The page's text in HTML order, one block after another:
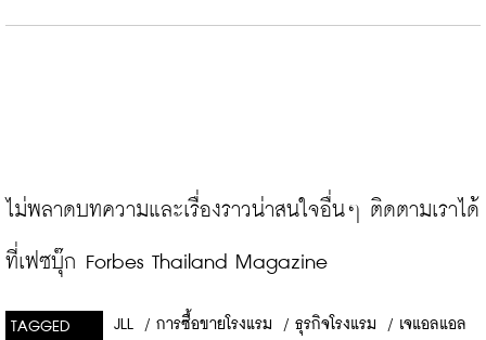
ไม่พลาดบทความและเรื่องราวน่าสนใจอื่นๆ ติดตามเราได้
ที่เฟซบุ๊ก Forbes Thailand Magazine
TAGGED
JLL / การซื้อขายโรงแรม / ธุรกิจโรงแรม / เจแอลแอล